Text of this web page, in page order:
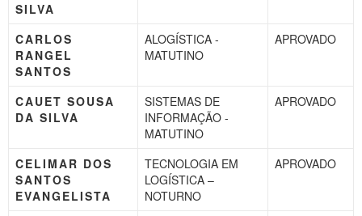
SILVA
CARLOS
RANGEL
SANTOS
ALOGÍSTICA -
MATUTINO
APROVADO
CAUET SOUSA
DA SILVA
SISTEMAS DE
INFORMAÇÃO -
MATUTINO
APROVADO
CELIMAR DOS
SANTOS
EVANGELISTA
TECNOLOGIA EM
LOGÍSTICA –
NOTURNO
APROVADO